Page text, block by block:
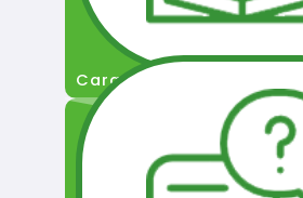
Cara Permohonan